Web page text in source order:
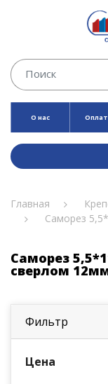
О нас
Главная
Саморез
Саморез
сверлом
Фильтр
Цена